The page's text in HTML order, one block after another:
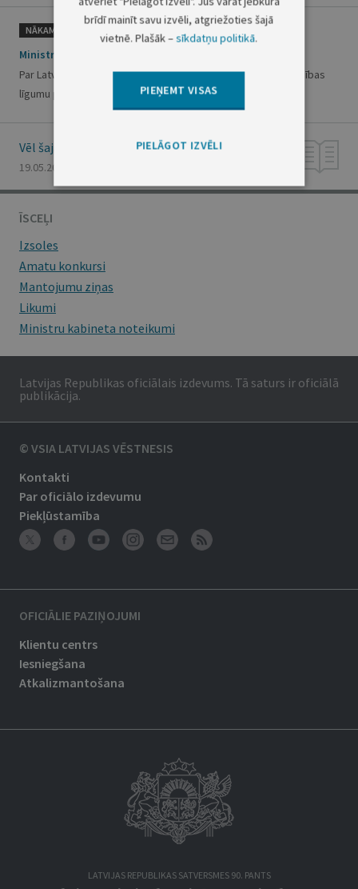
NĀKAMAIS
Ministru kabineta rīkojums Nr.233
Par Latvijas Republikas valdības un Igaunijas Republikas valdības
līgumu par savstarpēju klasificētās informācijas aizsardzību
Vēl šajā numurā
19.05.2000., Nr. 180/181
ĪSCEĻI
Izsoles
Amatu konkursi
Mantojumu ziņas
Likumi
Ministru kabineta noteikumi
Latvijas Republikas oficiālais izdevums. Tā saturs ir oficiālā
publikācija.
© VSIA LATVIJAS VĒSTNESIS
Kontakti
Par oficiālo izdevumu
Piekļūstamība
OFICIĀLIE PAZIŅOJUMI
Klientu centrs
Iesniegšana
Atkalizmantošana
LATVIJAS REPUBLIKAS SATVERSMES 90. PANTS
brīdī mainīt savu izvēli, atgriežoties šajā
vietnē. Plašāk –sīkdatņu politikā.
PIEŅEMT VISAS
PIELĀGOT IZVĒLI